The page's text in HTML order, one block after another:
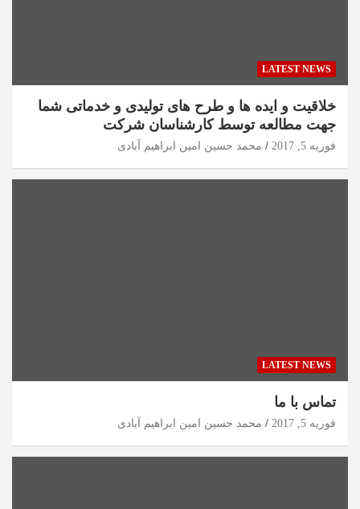
LATEST NEWS
خلاقیت و ایده ها و طرح های تولیدی و خدماتی شما
جهت مطالعه توسط کارشناسان شرکت
فوریه 5, 2017 محمد حسین امین ابراهیم آبادی
LATEST NEWS
تماس با ما
فوریه 5, 2017 محمد حسین امین ابراهیم آبادی